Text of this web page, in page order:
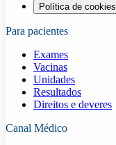
Política de cookies
Para pacientes
Exames
Vacinas
Unidades
Resultados
Direitos e deveres
Canal Médico